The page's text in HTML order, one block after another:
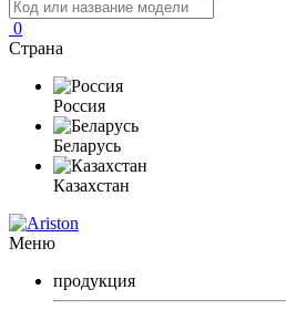
0
Страна
Россия
Беларусь
Казахстан
Меню
продукция